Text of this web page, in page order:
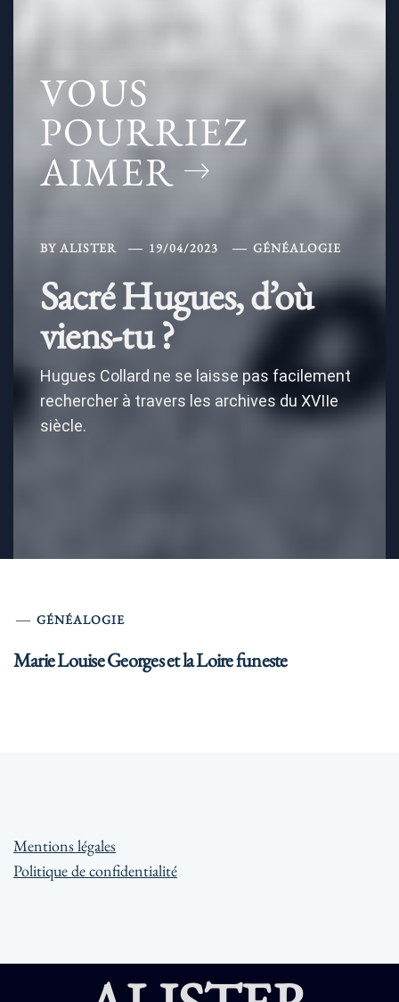
VOUS
POURRIEZ
AIMER
BY ALISTER 19/04/2023 GÉNÉALOGIE
Sacré Hugues, d’où
viens-tu ?
Hugues Collard ne se laisse pas facilement
rechercher à travers les archives du XVIIe
siècle.
GÉNÉALOGIE
Marie Louise Georges et la Loire funeste
Mentions légales
Politique de confidentialité